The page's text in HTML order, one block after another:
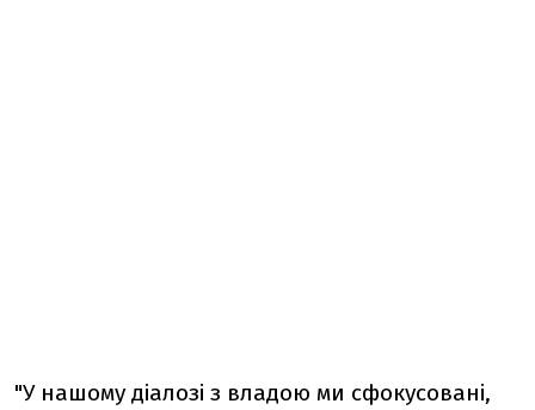
"У нашому діалозі з владою ми сфокусовані,